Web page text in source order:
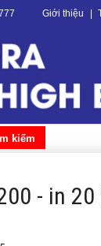
Giới thiệu
- in